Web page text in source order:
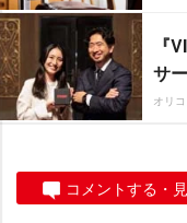
『
サ
オリ
コメントする・